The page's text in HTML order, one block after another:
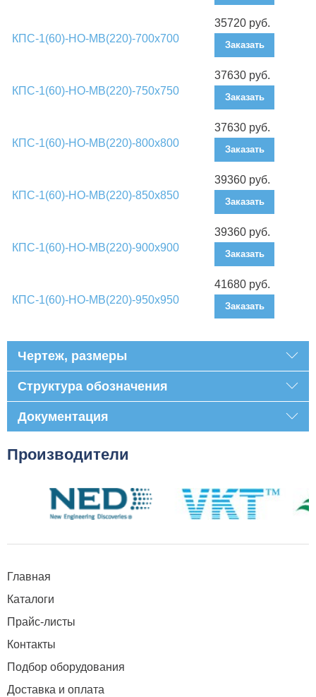
КПС-1(60)-НО-МВ(220)-700х700
35720 руб.
Заказать
КПС-1(60)-НО-МВ(220)-750х750
37630 руб.
Заказать
КПС-1(60)-НО-МВ(220)-800х800
37630 руб.
Заказать
КПС-1(60)-НО-МВ(220)-850х850
39360 руб.
Заказать
КПС-1(60)-НО-МВ(220)-900х900
39360 руб.
Заказать
КПС-1(60)-НО-МВ(220)-950х950
41680 руб.
Заказать
Чертеж, размеры
Структура обозначения
Документация
Производители
Главная
Каталоги
Прайс-листы
Контакты
Подбор оборудования
Доставка и оплата